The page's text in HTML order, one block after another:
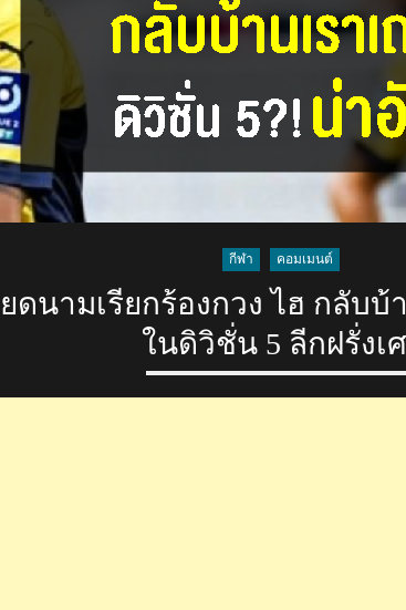
กีฬา คอมเมนต์
ดนามเรียกร้องกวง ไฮ กลับ
ในดิวิชั่น 5 ลีกฝรั่งเ